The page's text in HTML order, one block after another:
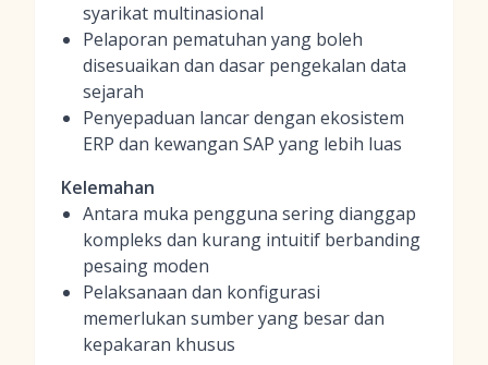
syarikat multinasional
Pelaporan pematuhan yang boleh
disesuaikan dan dasar pengekalan data
sejarah
Penyepaduan lancar dengan ekosistem
ERP dan kewangan SAP yang lebih luas
Kelemahan
Antara muka pengguna sering dianggap
kompleks dan kurang intuitif berbanding
pesaing moden
Pelaksanaan dan konfigurasi
memerlukan sumber yang besar dan
kepakaran khusus